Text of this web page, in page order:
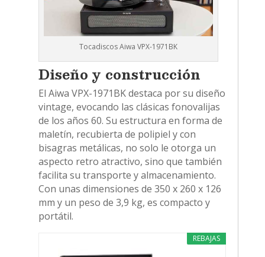
Tocadiscos Aiwa VPX-1971BK
Diseño y construcción
El Aiwa VPX-1971BK destaca por su diseño
vintage, evocando las clásicas fonovalijas
de los años 60. Su estructura en forma de
maletín, recubierta de polipiel y con
bisagras metálicas, no solo le otorga un
aspecto retro atractivo, sino que también
facilita su transporte y almacenamiento.
Con unas dimensiones de 350 x 260 x 126
mm y un peso de 3,9 kg, es compacto y
portátil.
REBAJAS